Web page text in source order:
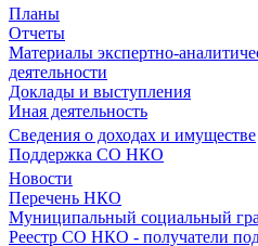
Планы
Отчеты
Материалы экспертно-
деятельности
Доклады и выступления
Иная деятельность
Сведения о доходах и имуществе
Поддержка СО НКО
Новости
Перечень НКО
Муниципальный социальный
Реестр СО НКО - получатели